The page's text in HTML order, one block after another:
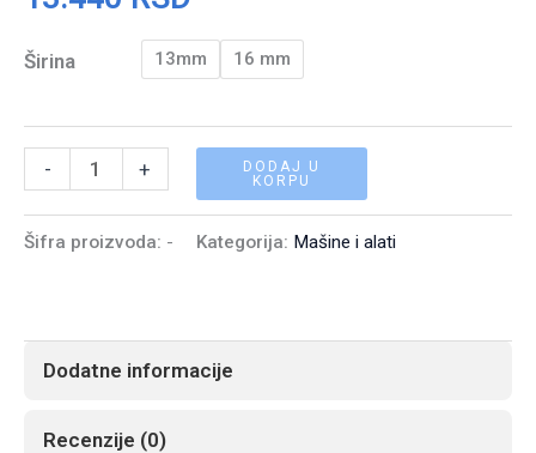
Širina 13mm 16 mm
-
Ručni
za
+
DODAJ U
KORPU
Šifra proizvoda: - Kategorija: Mašine i alati
Dodatne informacije
Recenzije (0)